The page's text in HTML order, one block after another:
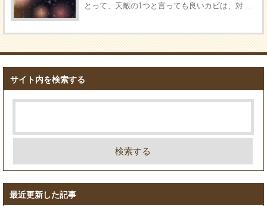
とって、天敵の1つと言っても良いカビは、対 ...
サイト内を検索する
最近更新した記事